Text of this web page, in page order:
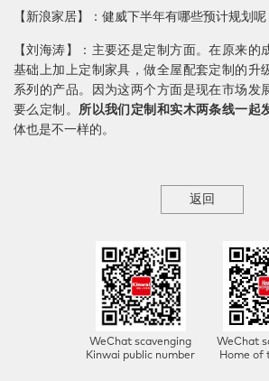
【新浪家居】：健威下半年有哪些预计规划呢
【刘海涛】：主要还是定制方面。在原来的
基础上加上定制家具，做全屋配套定制的升
系列的产品。因为这两个方面是现在市场发
要么定制。 所以我们定制和实木两条线一起
体也是不一样的。
返回
WeChat scavenging
Kinwai public number
WeChat
Home of